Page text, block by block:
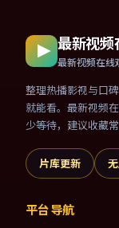
最新视频
最新视频在线
整理热播影视与口
就能看。最新视频
少等待，建议收藏
片库更新
平台导航